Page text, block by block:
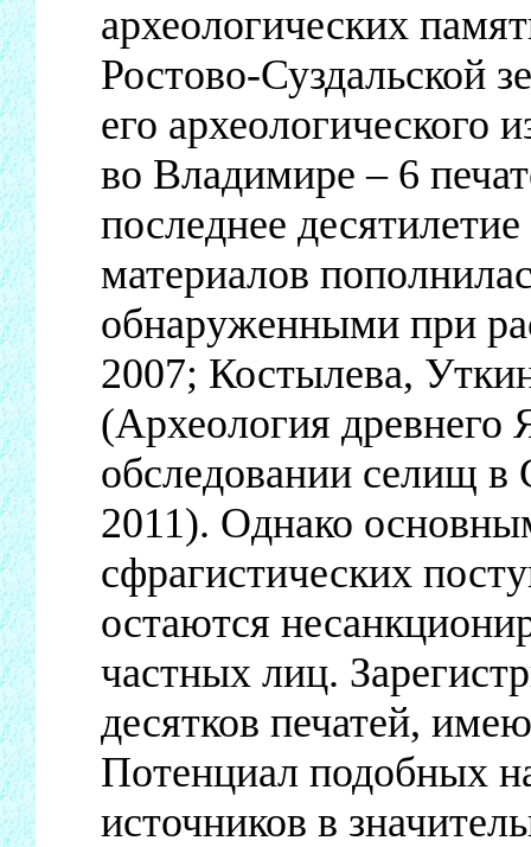
археологических
Ростово-Суздальской
его археологического
во Владимире – 6
последнее
материалов
обнаруженными при
2007; Костылева,
(Археология древнего
обследовании селищ в
2011). Однако
сфрагистических
остаются
частных лиц.
десятков печатей,
Потенциал подобных
источников в